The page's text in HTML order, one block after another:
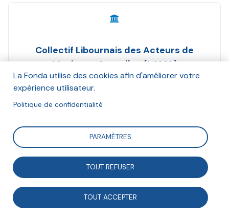
Collectif Libournais des Acteurs de
Musiques Actuelles (LAMA)
Juillet 2020
Dans le cadre du programme Faire Ensemble 2030, la
Fonda souhaite valoriser les coopérations pluri-
acteurs qui sont mises en oeuvre. Cette fiche montre
comment des acteurs de musiques actuelles se sont
structurés sous forme de collectif : le collectif LAMA.
La Fonda utilise des cookies afin d'améliorer votre
expérience utilisateur.
Politique de confidentialité
PARAMÈTRES
TOUT REFUSER
TOUT ACCEPTER